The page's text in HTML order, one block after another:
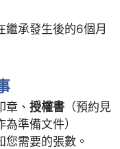
繼承發生後的6個月
章、 授權書 （預約見
準備文件）
您需要的張數。